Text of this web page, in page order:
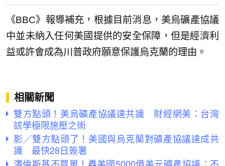
《BBC》報導補充，根據目前消息，美烏礦產協議
中並未納入任何美國提供的安全保障，但是經濟利
益或許會成為川普政府願意保護烏克蘭的理由。
相關新聞
雙方點頭！美烏礦產協議達共識 財經網美：台灣
該學極限施壓之術
影／雙方點頭了！美國與烏克蘭對礦產協議達成共
識 最快28日簽署